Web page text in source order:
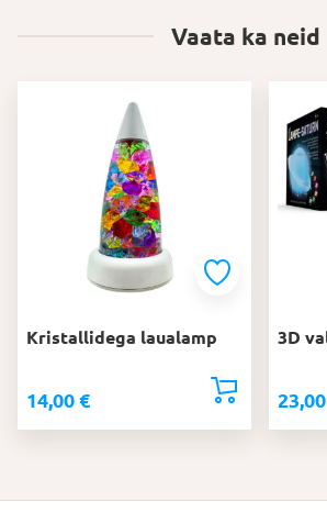
Vaata ka neid
Kristallidega laualamp
14,00 €
3D
23,00